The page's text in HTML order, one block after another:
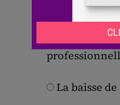
Les
La perte de
La baisse